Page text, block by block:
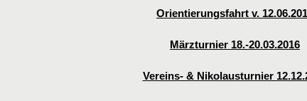
Orientierungsfahrt v.
Märzturnier 18.-20.03.2016
Vereins- & Nikolausturnier